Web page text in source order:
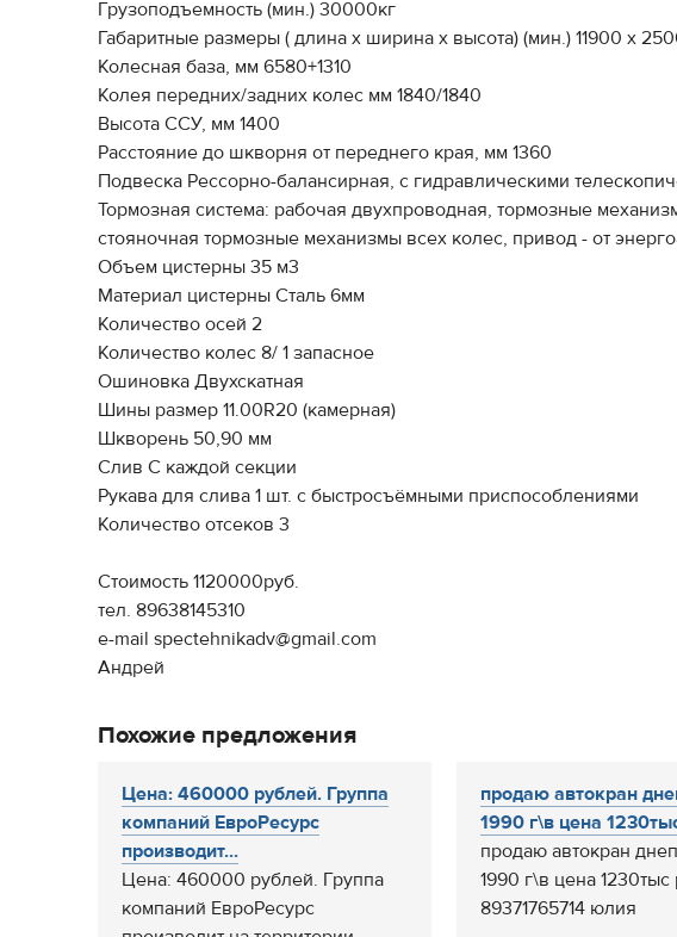
Грузоподъемность (мин.) 30000кг
Габаритные размеры ( длина х ширина х высота) (мин.) 11900 х
Колесная база, мм 6580+1310
Колея передних/задних колес мм 1840/1840
Высота ССУ, мм 1400
Расстояние до шкворня от переднего края, мм 1360
Подвеска Рессорно-балансирная, с гидравлическими
Тормозная система: рабочая двухпроводная, тормозные
стояночная тормозные механизмы всех колес, привод - от
Объем цистерны 35 м3
Материал цистерны Сталь 6мм
Количество осей 2
Количество колес 8/ 1 запасное
Ошиновка Двухскатная
Шины размер 11.00R20 (камерная)
Шкворень 50,90 мм
Слив С каждой секции
Рукава для слива 1 шт. с быстросъёмными приспособлениями
Количество отсеков 3
Стоимость 1120000руб.
тел. 89638145310
e-mail spectehnikadv@gmail.com
Андрей
Похожие предложения
Цена: 460000 рублей. Группа
компаний ЕвроРесурс
производит...
Цена: 460000 рублей. Группа
компаний ЕвроРесурс
продаю автокран
1990 г\в цена
продаю автокран
1990 г\в цена 1230тыс
89371765714 юлия